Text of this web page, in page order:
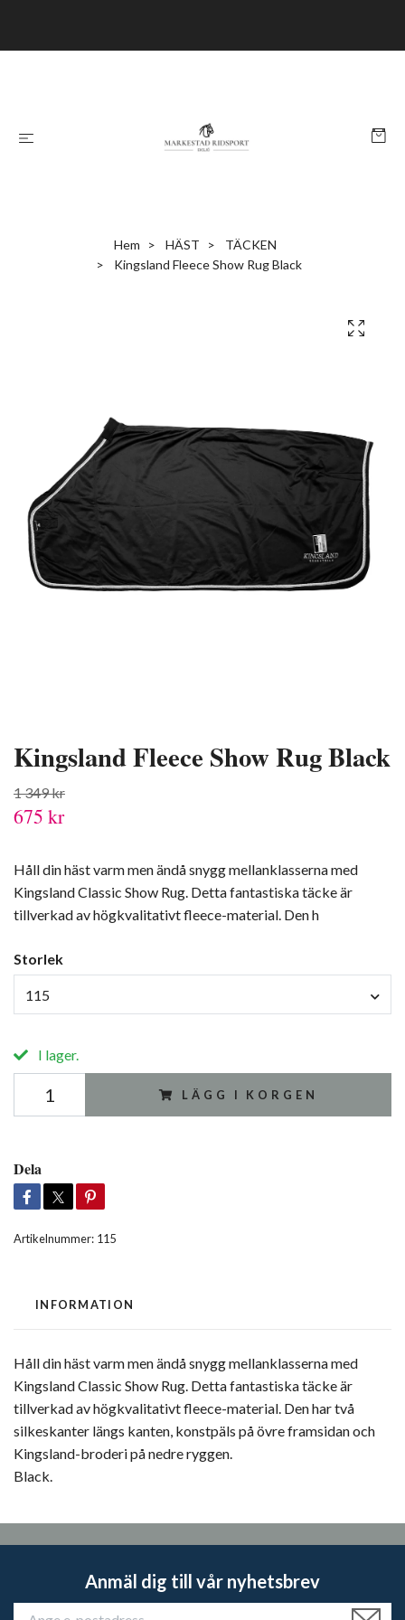
Hem HÄST
TÄCKEN
Kingsland Fleece Show Rug Black
Kingsland Fleece Show Rug Black
1 349 kr
675 kr
Håll din häst varm men ändå snygg mellanklasserna med
Kingsland Classic Show Rug. Detta fantastiska täcke är
tillverkad av högkvalitativt fleece-material. Den h
Storlek
115
I lager.
LÄGG I KORGEN
Dela
Artikelnummer: 115
INFORMATION
Håll din häst varm men ändå snygg mellanklasserna med
Kingsland Classic Show Rug. Detta fantastiska täcke är
tillverkad av högkvalitativt fleece-material. Den har två
silkeskanter längs kanten, konstpäls på övre framsidan och
Kingsland-broderi på nedre ryggen.
Black.
Anmäl dig till vår nyhetsbrev